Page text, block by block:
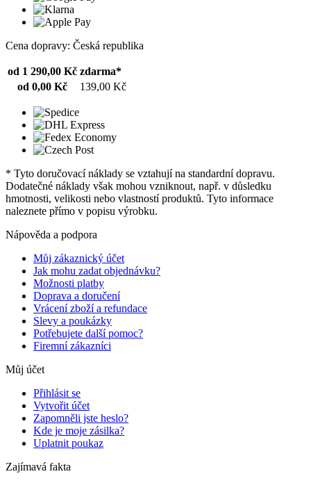
Cena dopravy: Česká republika
od 1 290,00 Kč zdarma*
od 0,00 Kč
139,00 Kč
* Tyto doručovací náklady se vztahují na standardní dopravu.
Dodatečné náklady však mohou vzniknout, např. v důsledku
hmotnosti, velikosti nebo vlastností produktů. Tyto informace
naleznete přímo v popisu výrobku.
Nápověda a podpora
Můj zákaznický účet
Jak mohu zadat objednávku?
Možnosti platby
Doprava a doručení
Vrácení zboží a refundace
Slevy a poukázky
Potřebujete další pomoc?
Firemní zákazníci
Můj účet
Přihlásit se
Vytvořit účet
Zapomněli jste heslo?
Kde je moje zásilka?
Uplatnit poukaz
Zajímavá fakta